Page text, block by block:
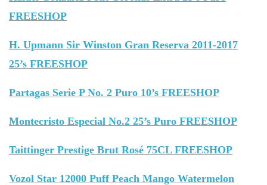
FREESHOP
H. Upmann Sir Winston Gran Reserva 2011-2017
25’s FREESHOP
Partagas Serie P No. 2 Puro 10’s FREESHOP
Montecristo Especial No.2 25’s Puro FREESHOP
Taittinger Prestige Brut Rosé 75CL FREESHOP
Vozol Star 12000 Puff Peach Mango Watermelon